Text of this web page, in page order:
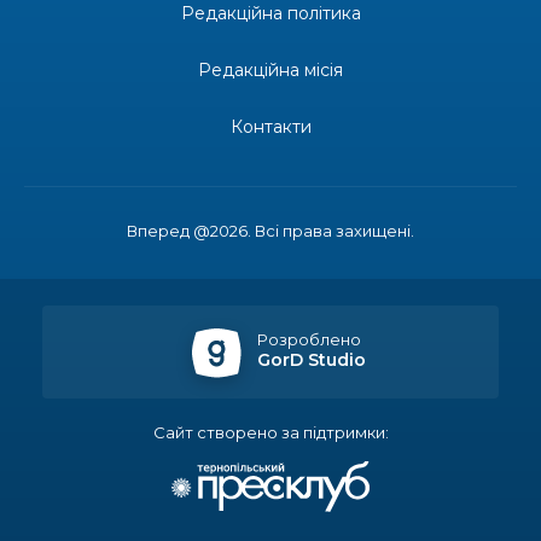
«Дві музи» у Рівному: свято краси, мистецтва
епідеміолог, зоолог
Літо, враження, творчість
Кабмін запровадив персональне фінансування
соцпослуг для ВПО: кошти надходитимуть на
спецрахунки
Вперед @2026. Всі права захищені.
Редакційна політика
Редакційна місія
Контакти
Розроблено
GorD Studio
Сайт створено за підтримки: